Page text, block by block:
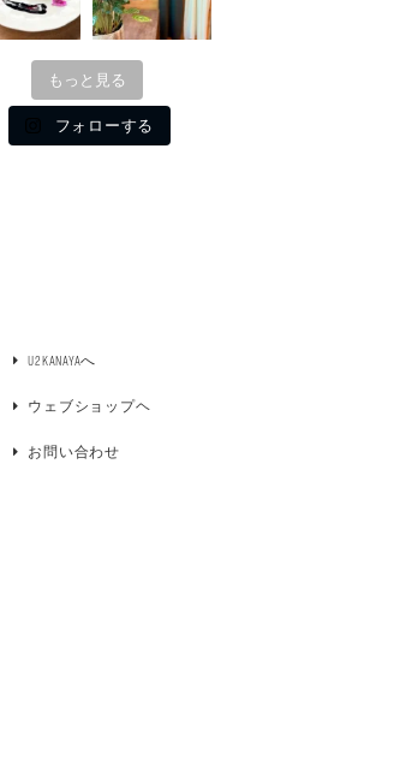
もっと見る
フォローする
U2KANAYAへ
ウェブショップヘ
お問い合わせ